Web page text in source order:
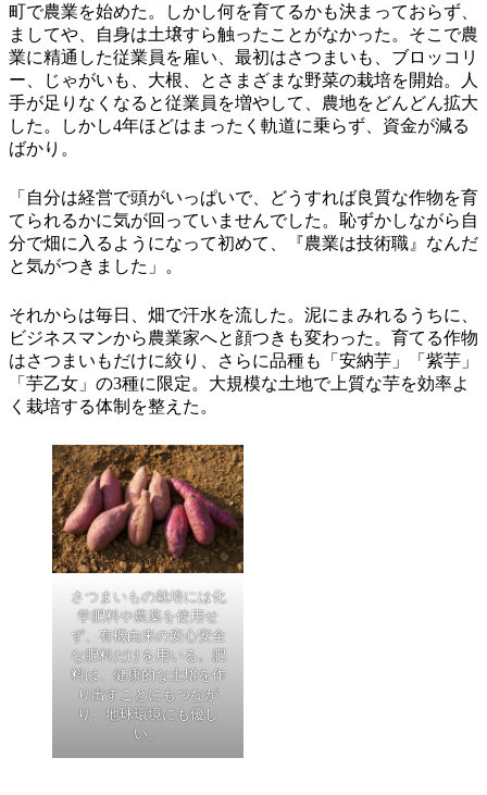
町で農業を始めた。しかし何を育てるかも決まっておらず、
ましてや、自身は土壌すら触ったことがなかった。そこで農
業に精通した従業員を雇い、最初はさつまいも、ブロッコリ
ー、じゃがいも、大根、とさまざまな野菜の栽培を開始。人
手が足りなくなると従業員を増やして、農地をどんどん拡大
した。しかし4年ほどはまったく軌道に乗らず、資金が減る
ばかり。
「自分は経営で頭がいっぱいで、どうすれば良質な作物を育
てられるかに気が回っていませんでした。恥ずかしながら自
分で畑に入るようになって初めて、『農業は技術職』なんだ
と気がつきました」。
それからは毎日、畑で汗水を流した。泥にまみれるうちに、
ビジネスマンから農業家へと顔つきも変わった。育てる作物
はさつまいもだけに絞り、さらに品種も「安納芋」「紫芋」
「芋乙女」の3種に限定。大規模な土地で上質な芋を効率よ
く栽培する体制を整えた。
さつまいもの栽培には化
学肥料や農薬を使用せ
ず、有機由来の安心安全
な肥料だけを用いる。肥
料は、健康的な土壌を作
り出すことにもつなが
り、地球環境にも優し
い。